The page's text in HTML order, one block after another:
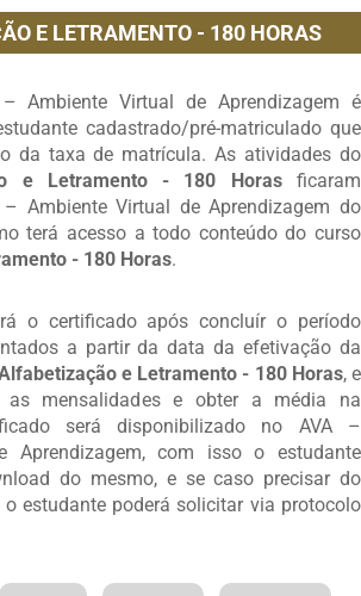
E LETRAMENTO - 180 HORAS
Ambiente Virtual de Aprendizagem é
cadastrado/pré-matriculado que
da taxa de matrícula. As atividades do
e Letramento - 180 Horasficaram
Ambiente Virtual de Aprendizagem do
terá acesso a todo conteúdo do curso
- 180 Horas.
o certificado após concluír o período
a partir da data da efetivação da
e Letramento - 180 Horas, e
mensalidades e obter a média na
será disponibilizado no AVA –
Aprendizagem, com isso o estudante
do mesmo, e se caso precisar do
estudante poderá solicitar via protocolo